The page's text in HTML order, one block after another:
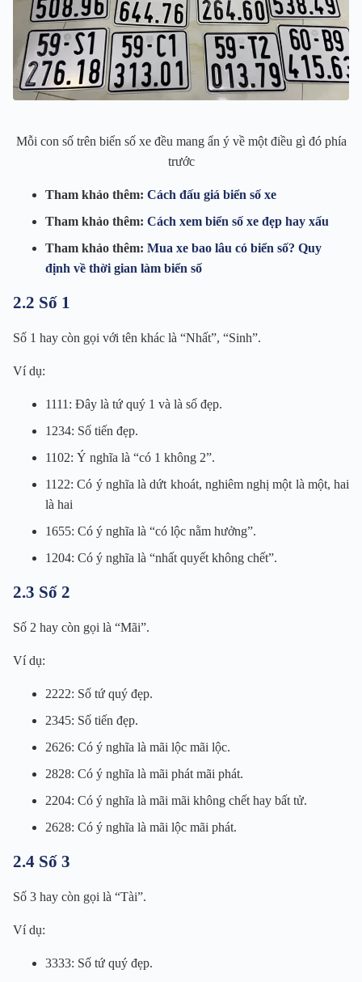
Mỗi con số trên biển số xe đều mang ẩn ý về một điều gì đó phía
trước
Tham khảo thêm: Cách đấu giá biển số xe
Tham khảo thêm: Cách xem biển số xe đẹp hay xấu
Tham khảo thêm: Mua xe bao lâu có biển số? Quy
định về thời gian làm biển số
2.2 Số 1
Số 1 hay còn gọi với tên khác là “Nhất”, “Sinh”.
Ví dụ:
1111: Đây là tứ quý 1 và là số đẹp.
1234: Số tiến đẹp.
1102: Ý nghĩa là “có 1 không 2”.
1122: Có ý nghĩa là dứt khoát, nghiêm nghị một là một, hai
là hai
1655: Có ý nghĩa là “có lộc nằm hưởng”.
1204: Có ý nghĩa là “nhất quyết không chết”.
2.3 Số 2
Số 2 hay còn gọi là “Mãi”.
Ví dụ:
2222: Số tứ quý đẹp.
2345: Số tiến đẹp.
2626: Có ý nghĩa là mãi lộc mãi lộc.
2828: Có ý nghĩa là mãi phát mãi phát.
2204: Có ý nghĩa là mãi mãi không chết hay bất tử.
2628: Có ý nghĩa là mãi lộc mãi phát.
2.4 Số 3
Số 3 hay còn gọi là “Tài”.
Ví dụ:
3333: Số tứ quý đẹp.